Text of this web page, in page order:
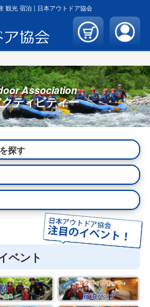
観光 宿泊 | 日本アウトドア協会
Association
ティビティー
探す
ベント